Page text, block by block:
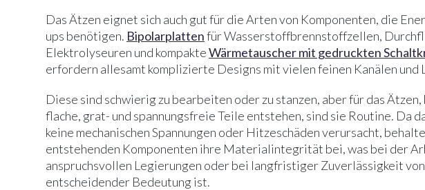
Das Ätzen eignet sich auch gut für die Arten von Komponenten, die
ups benötigen. Bipolarplattenfür Wasserstoffbrennstoffzellen,
Elektrolyseuren und kompakteWärmetauscher mit gedruckten
erfordern allesamt komplizierte Designs mit vielen feinen Kanälen und
Diese sind schwierig zu bearbeiten oder zu stanzen, aber für das Ätzen,
flache, grat- und spannungsfreie Teile entstehen, sind sie Routine. Da
keine mechanischen Spannungen oder Hitzeschäden verursacht,
entstehenden Komponenten ihre Materialintegrität bei, was bei der
anspruchsvollen Legierungen oder bei langfristiger Zuverlässigkeit von
entscheidender Bedeutung ist.